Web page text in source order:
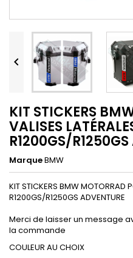

KIT STICKERS
VALISES
R1200GS/R1250GS
MarqueBMW
KIT STICKERS BMW MOTORRAD
R1200GS/R1250GS ADVENTURE
Merci de laisser un message
la commande
COULEUR AU CHOIX